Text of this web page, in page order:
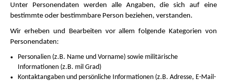
Unter Personendaten werden alle Angaben, die sich auf eine
bestimmte oder bestimmbare Person beziehen, verstanden.
Wir erheben und Bearbeiten vor allem folgende Kategorien von
Personendaten:
Personalien (z.B. Name und Vorname) sowie militärische
Informationen (z.B. mil Grad)
Kontaktangaben und persönliche Informationen (z.B. Adresse, E-Mail-